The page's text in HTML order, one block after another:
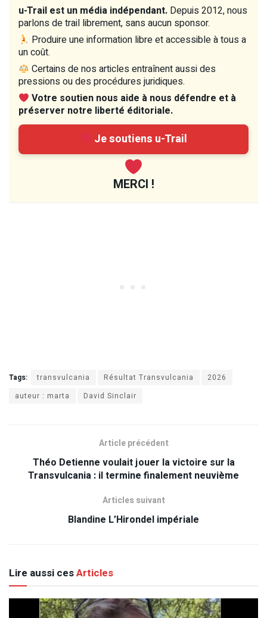
u-Trail est un média indépendant. Depuis 2012, nous
parlons de trail librement, sans aucun sponsor.
Produire une information libre et accessible à tous a
un coût.
Certains de nos articles entraînent aussi des
pressions ou des procédures juridiques.
Votre soutien nous aide à nous défendre et à
préserver notre liberté éditoriale.
Je soutiens u-Trail
MERCI !
Tags: transvulcania Résultat Transvulcania
2026
auteur : marta
David Sinclair
Article précédent
Théo Detienne voulait jouer la victoire sur la
Transvulcania : il termine finalement neuvième
Articles suivant
Blandine L’Hirondel impériale
Lire aussi cesArticles